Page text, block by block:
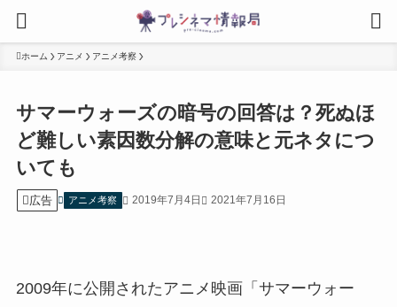
ホーム アニメ アニメ考察
サマーウォーズの暗号の回答は？死ぬほ
ど難しい素因数分解の意味と元ネタにつ
いても
広告 アニメ考察 2019年7月4日 2021年7月16日
2009年に公開されたアニメ映画「サマーウォー